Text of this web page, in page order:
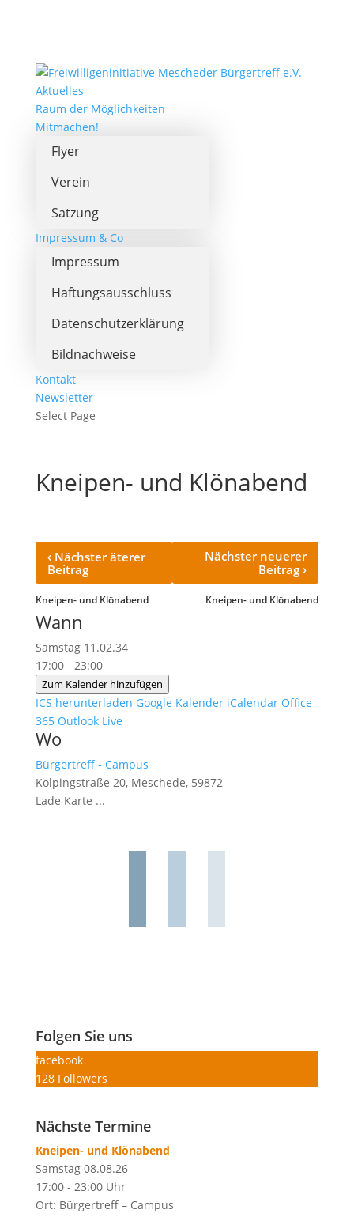
Aktuelles
Raum der Möglichkeiten
Mitmachen!
Flyer
Verein
Satzung
Impressum & Co
Impressum
Haftungsausschluss
Datenschutzerklärung
Bildnachweise
Kontakt
Newsletter
Select Page
Kneipen- und Klönabend
‹Nächster äterer
Beitrag
Kneipen- und Klönabend
Nächster neuerer
Beitrag›
Kneipen- und Klönabend
Wann
Samstag 11.02.34
17:00 - 23:00
Zum Kalender hinzufügen
ICS herunterladen Google Kalender iCalendar Office
365 Outlook Live
Wo
Bürgertreff - Campus
Kolpingstraße 20, Meschede, 59872
Lade Karte ...
Folgen Sie uns
facebook
128 Followers
Nächste Termine
Kneipen- und Klönabend
Samstag 08.08.26
17:00 - 23:00 Uhr
Ort: Bürgertreff – Campus